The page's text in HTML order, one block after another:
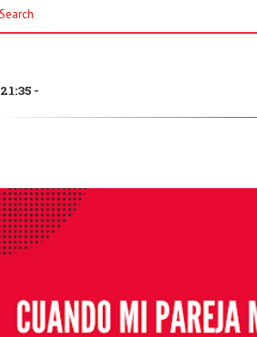
21:35